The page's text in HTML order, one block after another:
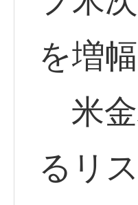
を増
米金
るリ